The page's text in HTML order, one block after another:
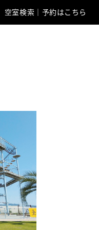
空室検索｜予約はこちら